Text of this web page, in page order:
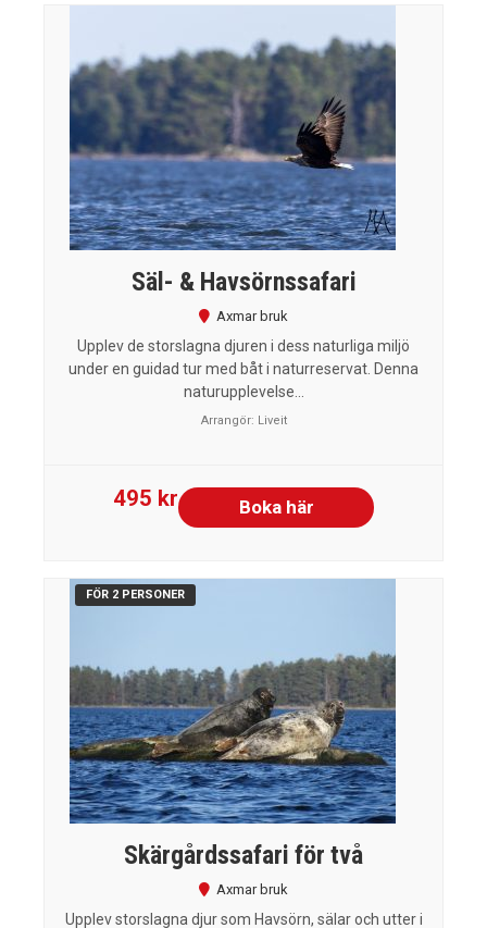
Säl- & Havsörnssafari
Axmar bruk
Upplev de storslagna djuren i dess naturliga miljö
under en guidad tur med båt i naturreservat. Denna
naturupplevelse...
Arrangör: Liveit
495 kr Boka här
FÖR 2 PERSONER
Skärgårdssafari för två
Axmar bruk
Upplev storslagna djur som Havsörn, sälar och utter i